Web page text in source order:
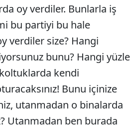
oy verdiler. Bunlarla iş
bu partiyi bu hale
verdiler size? Hangi
bunu? Hangi yüzle
kendi
Bunu içinize
utanmadan o binalarda
Utanmadan ben burada